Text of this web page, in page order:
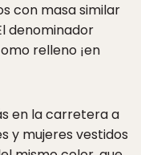
con masa similar
denominador
relleno ¡en
en la carretera a
y mujeres vestidos